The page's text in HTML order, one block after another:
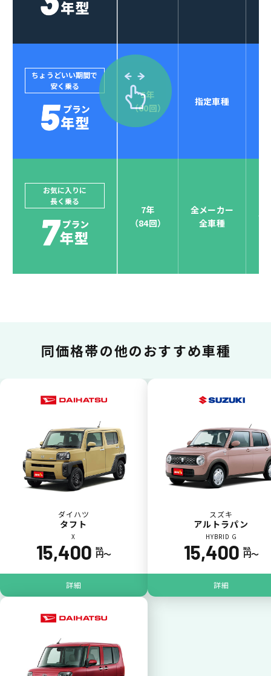
POINT
4
セブンマックスなら
クレジットカード払い可能
ジョイカルジャパンでは、カーリース決済を国際5大カ
他にはないサービスがクレジットカード決済、賢くポ
イント運用も！
ポイント還元
カードで支払い
普段のお買い物同様、お車の月々利用料をカ
ード払いが可能です。
一括払いが可能
いままで難しかったカーリースの利用料金を
ちょうどいい期間で
安く乗る
5年
（60回）
指定車種
お気に入りに
長く乗る
7年
（84回）
全メーカー
全車種
全
同価格帯の他のおすすめ車種
ダイハツ
タフト
X
15,400 税込
円〜
詳細
スズキ
アルトラパン
HYBRID G
15,400 税込
円〜
詳細